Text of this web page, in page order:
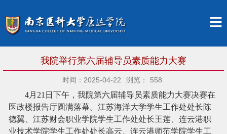
我院举行第六届辅导员素质能力大赛
时间：2025-04-22 浏览： 558
4月21日下午，我院第六届辅导员素质能力大赛决赛在
医政楼报告厅圆满落幕。江苏海洋大学学生工作处处长陈
德翼、江苏财会职业学院学生工作处处长王莲、连云港职
业技术学院学生工作处处长高云、连云港师范学院学生工